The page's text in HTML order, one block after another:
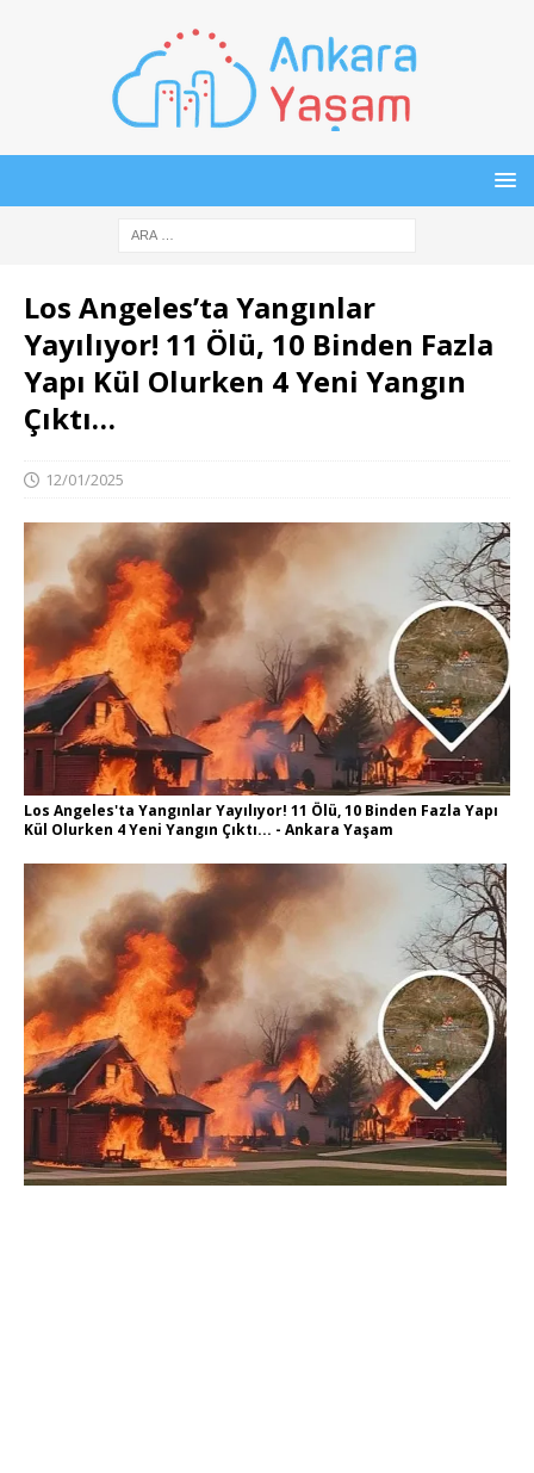
Los Angeles’ta Yangınlar
Yayılıyor! 11 Ölü, 10 Binden Fazla
Yapı Kül Olurken 4 Yeni Yangın
Çıktı…
12/01/2025
Los Angeles'ta Yangınlar Yayılıyor! 11 Ölü, 10 Binden Fazla Yapı
Kül Olurken 4 Yeni Yangın Çıktı... - Ankara Yaşam